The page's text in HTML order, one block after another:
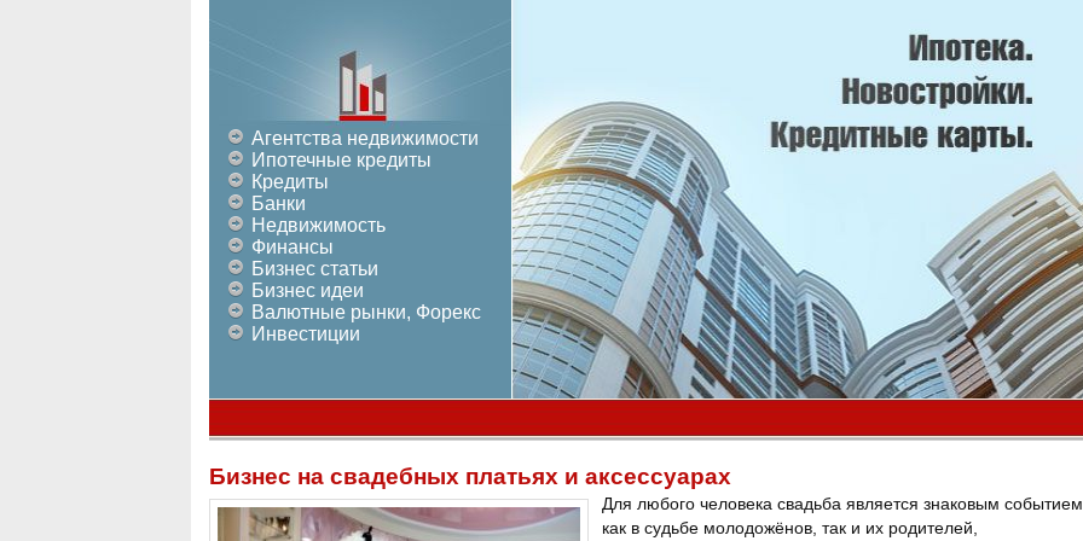
Агентства недвижимости
Ипотечные кредиты
Кредиты
Банки
Недвижимость
Финансы
Бизнес статьи
Бизнес идеи
Валютные рынки, Форекс
Инвестиции
Бизнес на свадебных платьях и аксессуарах
Для любого человека свадьба является знаковым
как в судьбе молодожёнов, так и их родителей,